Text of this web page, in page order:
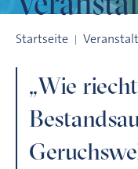
Startseite
„Wie